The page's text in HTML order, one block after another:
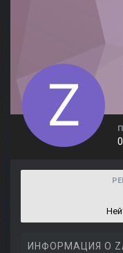
0
ИНФОРМАЦИЯ О